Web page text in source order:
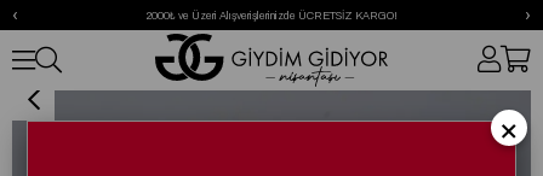
2000₺ ve Üzeri Alışverişlerinizde ÜCRETSİZ KARGO!
‹ ›
Emery Kristal Taşlı Stiletto Nude
×